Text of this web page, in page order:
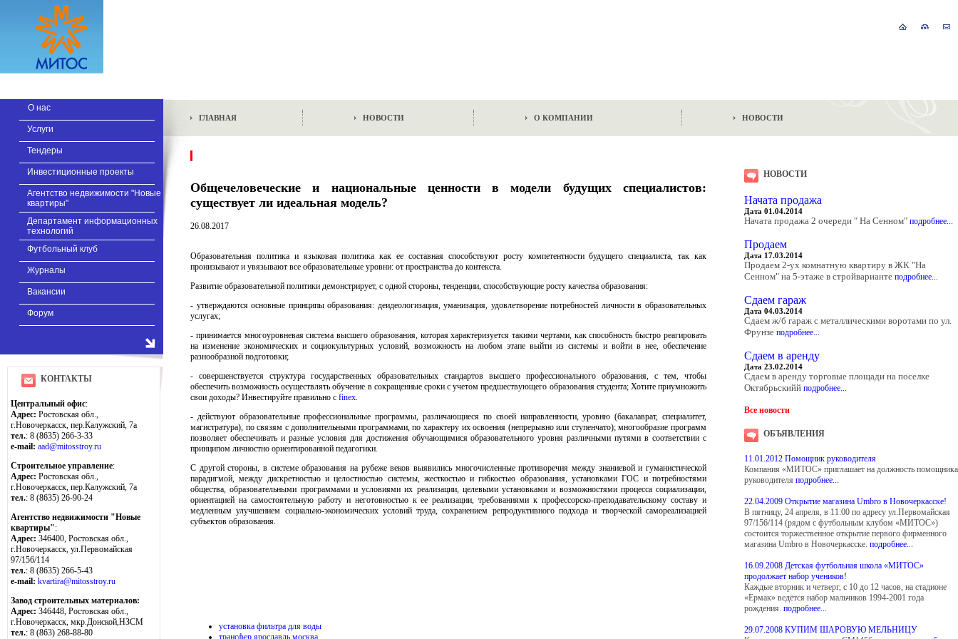
О нас
Услуги
Тендеры
Инвестиционные проекты
Агентство недвижимости "Новые
квартиры"
Департамент информационных
технологий
Футбольный клуб
Журналы
Вакансии
Форум
КОНТАКТЫ
Центральный офис:
Адрес: Ростовская обл.,
г.Новочеркасск, пер.Калужский, 7а
тел.: 8 (8635) 266-3-33
e-mail: aad@mitosstroy.ru
Строительное управление:
Адрес: Ростовская обл.,
г.Новочеркасск, пер.Калужский, 7а
тел.: 8 (8635) 26-90-24
Агентство недвижимости "Новые
квартиры":
Адрес: 346400, Ростовская обл.,
г.Новочеркасск, ул.Первомайская
97/156/114
тел.: 8 (8635) 266-5-43
e-mail: kvartira@mitosstroy.ru
Завод строительных материалов:
Адрес: 346448, Ростовская обл.,
г.Новочеркасск, мкр.Донской,НЗСМ
тел.: 8 (863) 268-88-80
ГЛАВНАЯ НОВОСТИ О КОМПАНИИ НОВОСТИ
Общечеловеческие и национальные ценности в модели будущих специалистов:
существует ли идеальная модель?
26.08.2017
Образовательная политика и языковая политика как ее составная способствуют росту компетентности будущего специалиста, так как
пронизывают и увязывают все образовательные уровни: от пространства до контекста.
Развитие образовательной политики демонстрирует, с одной стороны, тенденции, способствующие росту качества образования:
- утверждаются основные принципы образования: деидеологизация, уманизация, удовлетворение потребностей личности в образовательных
услугах;
- принимается многоуровневая система высшего образования, которая характеризуется такими чертами, как способность быстро реагировать
на изменение экономических и социокультурных условий, возможность на любом этапе выйти из системы и войти в нее, обеспечение
разнообразной подготовки;
- совершенствуется структура государственных образовательных стандартов высшего профессионального образования, с тем, чтобы
обеспечить возможность осуществлять обучение в сокращенные сроки с учетом предшествующего образования студента; Хотите приумножить
свои доходы? Инвестируйте правильно с finex.
- действуют образовательные профессиональные программы, различающиеся по своей направленности, уровню (бакалаврат, специалитет,
магистратура), по связям с дополнительными программами, по характеру их освоения (непрерывно или ступенчато); многообразие программ
позволяет обеспечивать и разные условия для достижения обучающимися образовательного уровня различными путями в соответствии с
принципом личностно ориентированной педагогики.
С другой стороны, в системе образования на рубеже веков выявились многочисленные противоречия между знаниевой и гуманистической
парадигмой, между дискретностью и целостностью системы, жесткостью и гибкостью образования, установками ГОС и потребностями
общества, образовательными программами и условиями их реализации, целевыми установками и возможностями процесса социализации,
ориентацией на самостоятельную работу и неготовностью к ее реализации, требованиями к профессорско-преподавательскому составу и
медленным улучшением социально-экономических условий труда, сохранением репродуктивного подхода и творческой самореализацией
субъектов образования.
установка фильтра для воды
трансфер ярославль москва
НОВОСТИ
Начата продажа
Дата 01.04.2014
Начата продажа 2 очереди " На Сенном" подробнее...
Продаем
Дата 17.03.2014
Продаем 2-ух комнатную квартиру в ЖК "На
Сенном" на 5-этаже в стройварианте подробнее...
Сдаем гараж
Дата 04.03.2014
Сдаем ж/б гараж с металлическими воротами по ул.
Фрунзе подробнее...
Сдаем в аренду
Дата 23.02.2014
Сдаем в аренду торговые площади на поселке
Октябрьскийй подробнее...
Все новости
ОБЪЯВЛЕНИЯ
11.01.2012 Помощник руководителя
Компания «МИТОС» приглашает на должность помощника
руководителя подробнее...
22.04.2009 Открытие магазина Umbro в Новочеркасске!
В пятницу, 24 апреля, в 11:00 по адресу ул.Первомайская
97/156/114 (рядом с футбольным клубом «МИТОС»)
состоится торжественное открытие первого фирменного
магазина Umbro в Новочеркасске. подробнее...
16.09.2008 Детская футбольная школа «МИТОС»
продолжает набор учеников!
Каждые вторник и четверг, с 10 до 12 часов, на стадионе
«Ермак» ведётся набор мальчиков 1994-2001 года
рождения. подробнее...
29.07.2008 КУПИМ ШАРОВУЮ МЕЛЬНИЦУ